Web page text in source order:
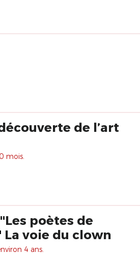
de l’art
mois.
poètes de
voie du clown
4 ans.